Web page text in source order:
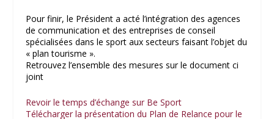
Pour finir, le Président a acté l’intégration des agences
de communication et des entreprises de conseil
spécialisées dans le sport aux secteurs faisant l’objet du
« plan tourisme ».
Retrouvez l’ensemble des mesures sur le document ci
joint
Revoir le temps d’échange sur Be Sport
Télécharger la présentation du Plan de Relance pour le